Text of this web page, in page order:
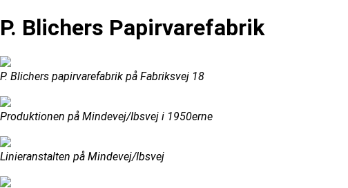
P. Blichers Papirvarefabrik
P. Blichers papirvarefabrik på Fabriksvej 18
Produktionen på Mindevej/Ibsvej i 1950erne
Linieranstalten på Mindevej/Ibsvej